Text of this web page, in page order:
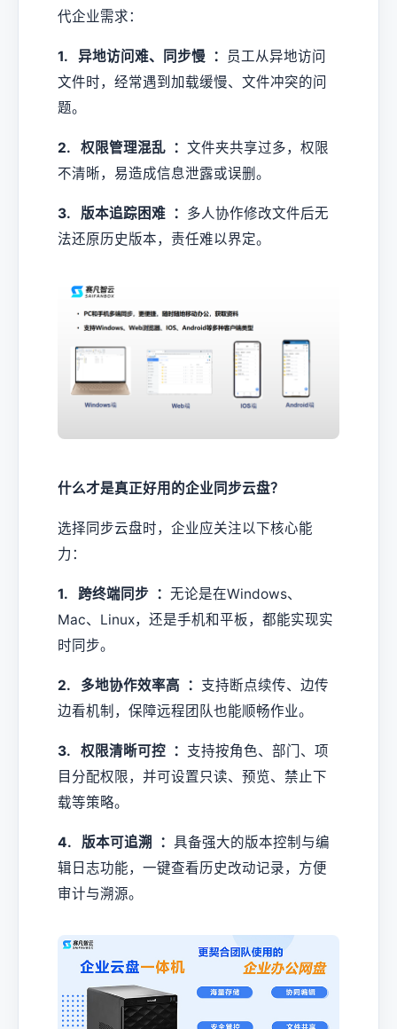
代企业需求：
1. 异地访问难、同步慢 ：
员工从异地访问
文件时，经常遇到加载缓慢、文件冲突的问
题。
2. 权限管理混乱 ： 文件夹共享过多，权限
不清晰，易造成信息泄露或误删。
3. 版本追踪困难 ： 多人协作修改文件后无
法还原历史版本，责任难以界定。
什么才是真正好用的企业同步云盘？
选择同步云盘时，企业应关注以下核心能
力：
1. 跨终端同步 ： 无论是在Windows、
Mac、Linux，还是手机和平板，都能实现实
时同步。
2. 多地协作效率高 ： 支持断点续传、边传
边看机制，保障远程团队也能顺畅作业。
3. 权限清晰可控 ： 支持按角色、部门、项
目分配权限，并可设置只读、预览、禁止下
载等策略。
4. 版本可追溯 ： 具备强大的版本控制与编
辑日志功能，一键查看历史改动记录，方便
审计与溯源。